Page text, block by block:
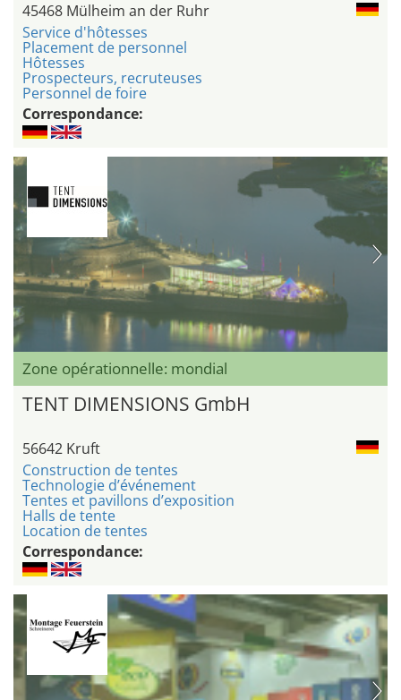
45468 Mülheim an der Ruhr
Service d'hôtesses
Placement de personnel
Hôtesses
Prospecteurs, recruteuses
Personnel de foire
Correspondance:
Zone opérationnelle: mondial
TENT DIMENSIONS GmbH
56642 Kruft
Construction de tentes
Technologie d’événement
Tentes et pavillons d’exposition
Halls de tente
Location de tentes
Correspondance: